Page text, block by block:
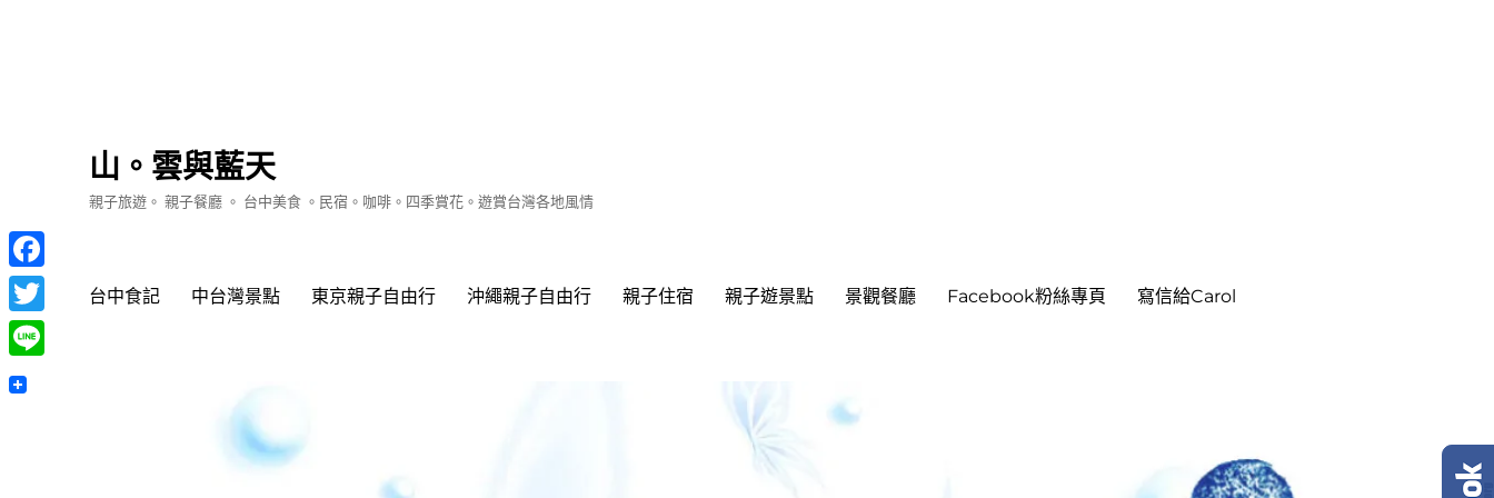
山。雲與藍天
親子旅遊。 親子餐廳 。 台中美食 。民宿。咖啡。四季賞花。遊賞台灣各地風情
台中食記 中台灣景點 東京親子自由行 沖繩親子自由行 親子住宿 親子遊景點 景觀餐廳 Facebook粉絲專頁 寫信給Carol
Facebook
Twitter
Line